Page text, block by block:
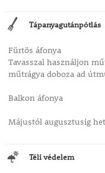
Tápanyagutánpótlás
Fürtös áfonya
Tavasszal használjon
műtrágya doboza ad
Balkon áfonya
Májustól augusztusig
Téli védelem